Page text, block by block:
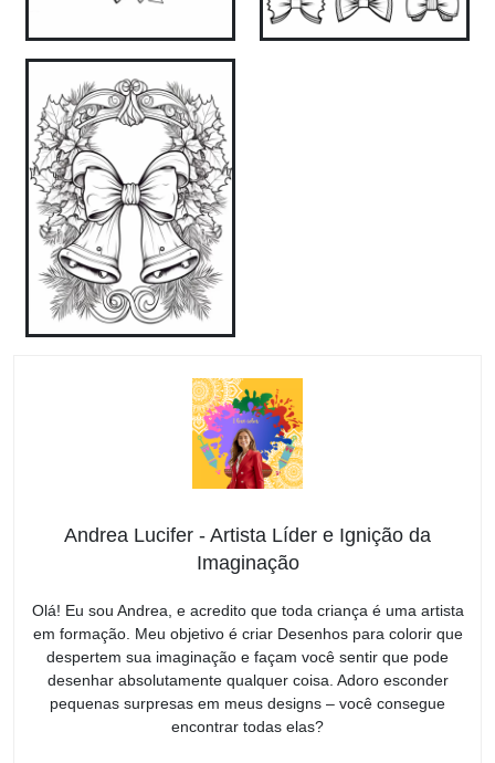
Andrea Lucifer - Artista Líder e Ignição da
Imaginação
Olá! Eu sou Andrea, e acredito que toda criança é uma artista
em formação. Meu objetivo é criar Desenhos para colorir que
despertem sua imaginação e façam você sentir que pode
desenhar absolutamente qualquer coisa. Adoro esconder
pequenas surpresas em meus designs – você consegue
encontrar todas elas?